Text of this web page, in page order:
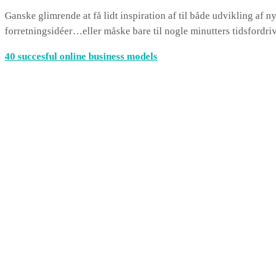
Ganske glimrende at få lidt inspiration af til både udvikling af
forretningsidéer…eller måske bare til nogle minutters
40 succesful online business models